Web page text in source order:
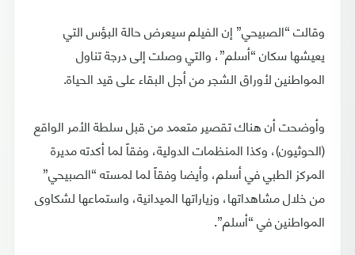
وقالت “الصبيحي” إن الفيلم سيعرض حالة البؤس التي
يعيشها سكان “أسلم”، والتي وصلت إلى درجة تناول
المواطنين لأوراق الشجر من أجل البقاء على قيد الحياة.
وأوضحت أن هناك تقصير متعمد من قبل سلطة الأمر الواقع
(الحوثيون)، وكذا المنظمات الدولية، وفقاً لما أكدته مديرة
المركز الطبي في أسلم، وأيضا وفقاً لما لمسته “الصبيحي”
من خلال مشاهداتها، وزياراتها الميدانية، واستماعها لشكاوى
المواطنين في “أسلم”.